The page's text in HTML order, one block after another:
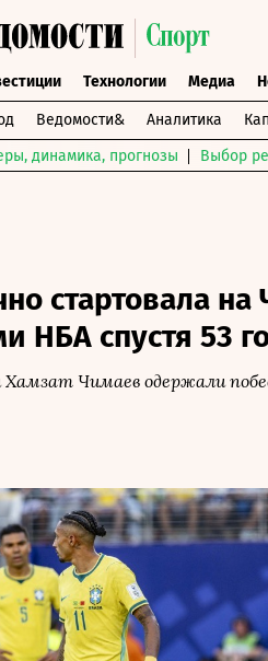
Технологии Медиа
Ведомости& Аналитика
динамика, прогнозы Выбор
стартовала
НБА спустя 53
Чимаев одержали